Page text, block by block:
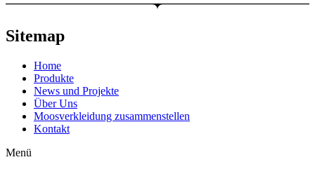
Sitemap
Home
Produkte
News und Projekte
Über Uns
Moosverkleidung zusammenstellen
Kontakt
Menü